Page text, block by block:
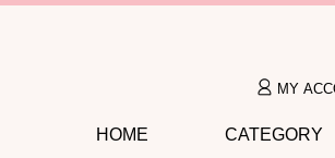
MY
HOME CATEGORY